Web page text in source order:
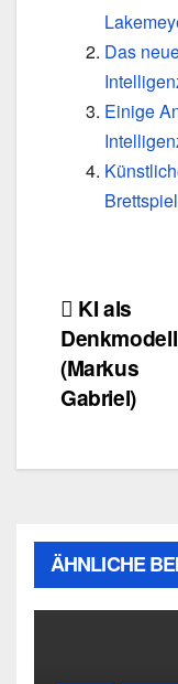
Das
Einige
KI als
Denkmodell
(Markus
Gabriel)
ÄHNLICHE